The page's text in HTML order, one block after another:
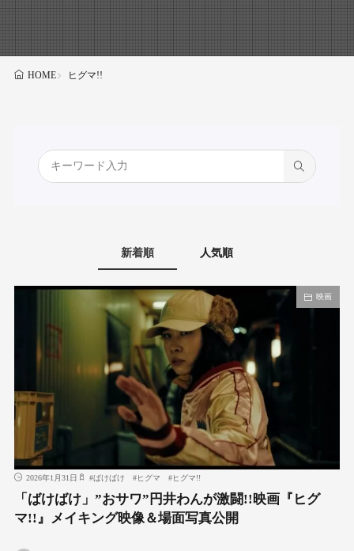
HOME ヒグマ!!
新着順 人気順
映画
2026年1月31日 #ばけばけ #ヒグマ #ヒグマ!!
「ばけばけ」”おサワ”円井わんが激闘!!映画『ヒグ
マ!!』メイキング映像＆場面写真公開